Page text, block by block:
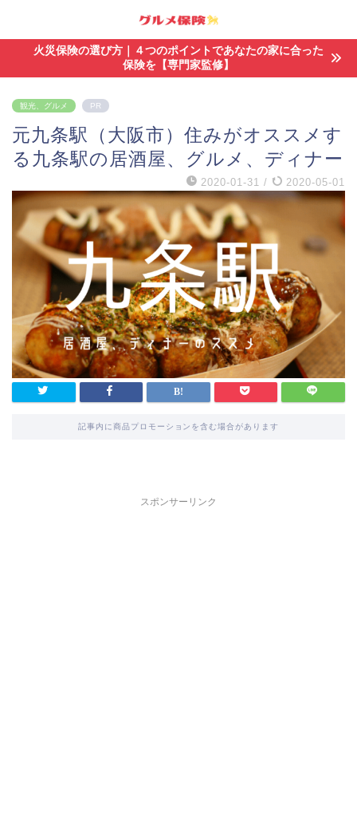
火災保険の選び方｜４つのポイントであなたの家に合った
保険を【専門家監修】
観光、グルメ PR
元九条駅（大阪市）住みがオススメす
る九条駅の居酒屋、グルメ、ディナー
2020-01-31 / 2020-05-01
記事内に商品プロモーションを含む場合があります
スポンサーリンク